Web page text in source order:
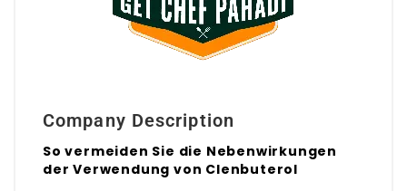
Company Description
So vermeiden Sie die Nebenwirkungen
der Verwendung von Clenbuterol